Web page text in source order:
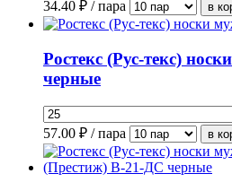
34.40 ₽ / пара
Ростекс (Рус-текс)
черные
57.00 ₽ / пара